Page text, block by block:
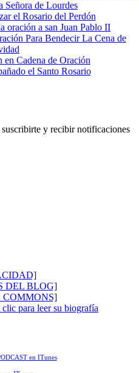
y recibir notificaciones
DEL BLOG]
COMMONS]